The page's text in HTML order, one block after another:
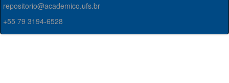
repositorio@academico.ufs.br
+55 79 3194-6528